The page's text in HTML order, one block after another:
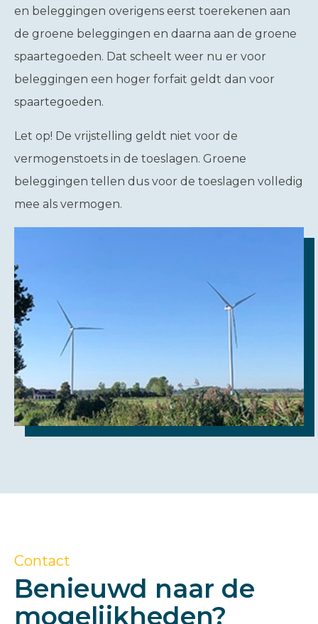
en beleggingen overigens eerst toerekenen aan
de groene beleggingen en daarna aan de groene
spaartegoeden. Dat scheelt weer nu er voor
beleggingen een hoger forfait geldt dan voor
spaartegoeden.
Let op! De vrijstelling geldt niet voor de
vermogenstoets in de toeslagen. Groene
beleggingen tellen dus voor de toeslagen volledig
mee als vermogen.
Contact
Benieuwd naar de
mogelijkheden?